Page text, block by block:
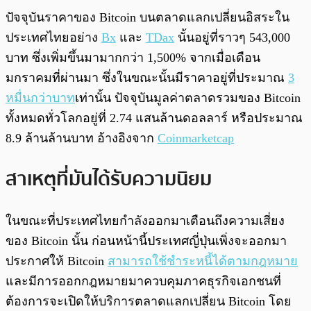
ปัจจุบันราคาของ Bitcoin บนตลาดแลกเปลี่ยนอิสระใน
ประเทศไทยอย่าง Bx และ TDax นั้นอยู่ที่ราวๆ 543,000
บาท ซึ่งเพิ่มขึ้นมามากกว่า 1,500% จากเมื่อเดือน
มกราคมที่ผ่านมา ซึ่งในขณะนั้นมีราคาอยู่ที่ประมาณ 3
หมื่นกว่าบาทเท่านั้น ปัจจุบันมูลค่าตลาดรวมของ Bitcoin
ทั้งหมดทั่วโลกอยู่ที่ 2.74 แสนล้านดอลลาร์ หรือประมาณ
8.9 ล้านล้านบาท อ้างอิงจาก Coinmarketcap
สาเหตุที่มันได้รับความนิยม
ในขณะที่ประเทศไทยกำลังออกมาเตือนถึงความเสี่ยง
ของ Bitcoin นั้น ก่อนหน้านี้ประเทศญี่ปุ่นเพิ่งจะออกมา
ประกาศให้ Bitcoin สามารถใช้ชำระหนี้ได้ตามกฎหมาย
และมีการออกกฎหมายมาควบคุมภาคธุรกิจเอกชนที่
ต้องการจะเปิดให้บริการตลาดแลกเปลี่ยน Bitcoin โดย